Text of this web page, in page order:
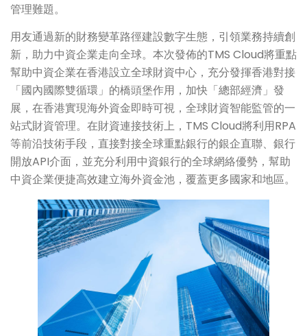
管理難題。
用友通過新的財務變革路徑建設數字生態，引領業務持續創
新，助力中資企業走向全球。本次發佈的TMS Cloud將重點
幫助中資企業在香港設立全球財資中心，充分發揮香港對接
「國內國際雙循環」的橋頭堡作用，加快「總部經濟」發
展，在香港實現海外資金即時可視，全球財資智能監管的一
站式財資管理。在財資連接技術上，TMS Cloud將利用RPA
等前沿技術手段，直接對接全球重點銀行的銀企直聯、銀行
開放API介面，並充分利用中資銀行的全球網絡優勢，幫助
中資企業便捷高效建立海外資金池，覆蓋更多國家和地區。